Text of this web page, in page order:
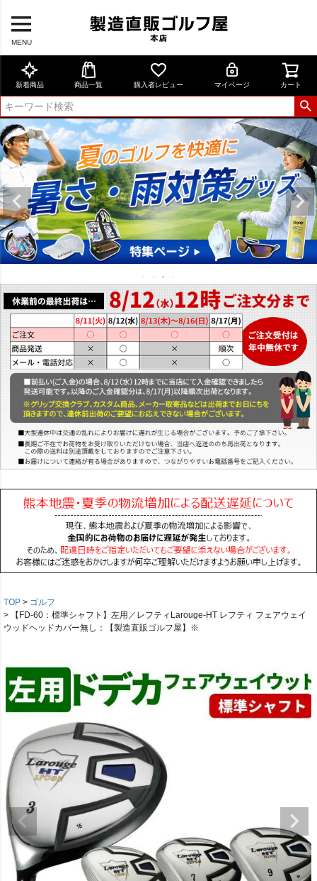
MENU
新着商品 商品一覧 購入者レビュー マイページ カート
TOP
ゴルフ
【FD-60：標準シャフト】左用／レフティLarouge-HT レフティ フェアウェイ
ウッドヘッドカバー無し：【製造直販ゴルフ屋】※